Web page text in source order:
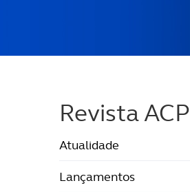
Revista ACP
Atualidade
Lançamentos